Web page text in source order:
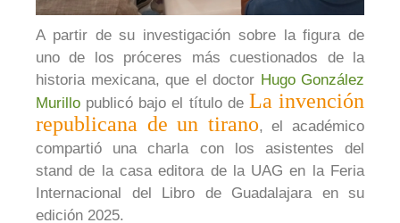
A partir de su investigación sobre la figura de
uno de los próceres más cuestionados de la
historia mexicana, que el doctor Hugo González
Murillo publicó bajo el título de La invención
republicana de un tirano, el académico
compartió una charla con los asistentes del
stand de la casa editora de la UAG en la Feria
Internacional del Libro de Guadalajara en su
edición 2025.